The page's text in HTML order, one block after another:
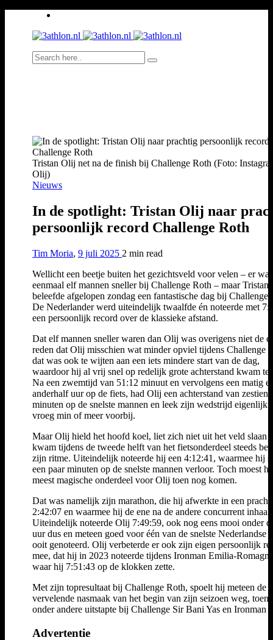
Tristan Olij net na de finish bij Challenge Roth (Foto:
Olij)
Nieuws
In de spotlight: Tristan Olij naar
persoonlijk record Challenge Roth
Tim Moria, 9 juli 2025 2 min read
Wellicht een beetje buiten het gezichtsveld voor velen – er
eenmaal elf mannen sneller bij Challenge Roth – maar Tristan
beleefde afgelopen zondag een fantastische dag bij Challenge
De Nederlander werd uiteindelijk twaalfde én noteerde met
een persoonlijk record over de klassieke afstand.
Dat elf mannen sneller waren dan Olij was overigens niet de
reden dat Olij misschien wat minder opviel tijdens Challenge
dat was ook te wijten aan een iets mindere start van de dag,
waardoor hij al vrij snel op redelijk grote achterstand kwam te
Na een zwemtijd van 51:12 minuut en vervolgens een matig
anderhalf uur op de fiets, had Olij een achterstand van zestien
minuten op de snelste mannen en leek zijn wedstrijd eigenlijk
vroeg min of meer voorbij.
Maar Olij hield het hoofd koel, liet zich niet uit het veld slaan
kwam tijdens de tweede helft van het fietsonderdeel steeds
zijn ritme. Uiteindelijk noteerde hij een 4:12:41, waarmee hij
een paar minuten op de snelste mannen verloor. Toch moest
meest magische onderdeel voor Olij toen nog komen.
Dat was namelijk zijn marathon, die hij afwerkte in een
2:42:07 en waarmee hij de ene na de andere concurrent
Uiteindelijk noteerde Olij 7:49:59, ook nog eens mooi onder
uur dus en meteen goed voor één van de snelste Nederlandse
ooit genoteerd. Olij verbeterde er ook zijn eigen persoonlijk
mee, dat hij in 2023 noteerde tijdens Ironman Emilia-
waar hij 7:51:43 op de klokken zette.
Met zijn topresultaat bij Challenge Roth, spoelt hij meteen de
vervelende nasmaak van het begin van zijn seizoen weg, toen
onder andere uitstapte bij Challenge Sir Bani Yas en Ironman
Advertentie